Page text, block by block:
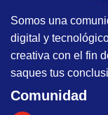
Somos una
digital y
creativa con el fin
saques tus
Comunidad